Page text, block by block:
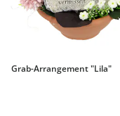
Grab-Arrangement "Lila"